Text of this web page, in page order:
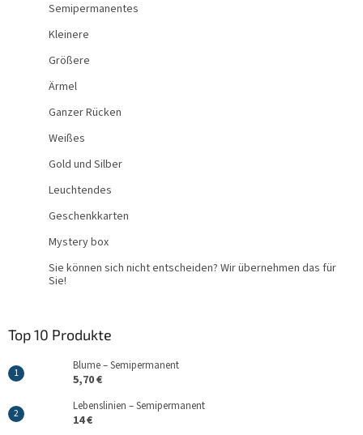
Semipermanentes
Kleinere
Größere
Ärmel
Ganzer Rücken
Weißes
Gold und Silber
Leuchtendes
Geschenkkarten
Mystery box
Sie können sich nicht entscheiden? Wir übernehmen das für
Sie!
Top 10 Produkte
Blume – Semipermanent
5,70 €
Lebenslinien – Semipermanent
14 €